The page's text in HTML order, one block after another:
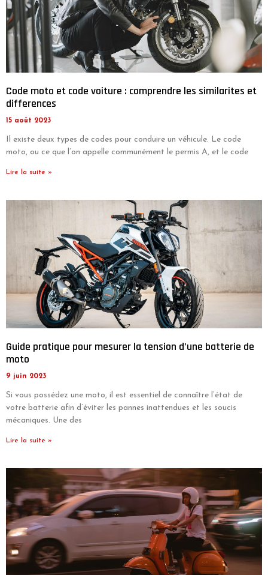
Code moto et code voiture : comprendre les similarites et
differences
15 août 2023
Il existe deux types de codes pour conduire un véhicule. Le code
moto, ou ce que l’on appelle communément le permis A, et le code
Lire la suite »
Guide pratique pour mesurer la tension d’une batterie de
moto
9 juin 2023
Si vous possédez une moto, il est essentiel de connaître l’état de
votre batterie afin d’éviter les pannes inattendues et les soucis
mécaniques. Une des
Lire la suite »